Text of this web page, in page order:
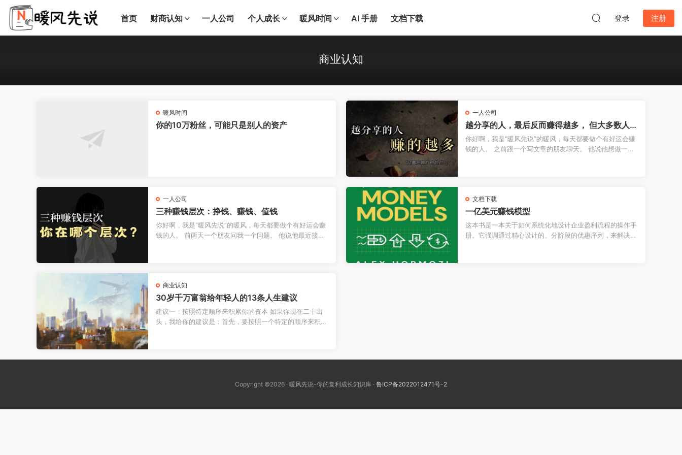
首页 财商认知 一人公司 个人成长 暖风时间 AI 手册 文档下载 登录 注册
商业认知
暖风时间
你的10万粉丝，可能只是别人的资产
一人公司
越分享的人，最后反而赚得越多， 但大多数人死
在了第一步
你好啊，我是“暖风先说”的暖风，每天都要做个有好运会赚
钱的人。 之前跟一个写文章的朋友聊天。 他说他想做一个
一人公司
三种赚钱层次：挣钱、赚钱、值钱
你好啊，我是“暖风先说”的暖风，每天都要做个有好运会赚
钱的人。 前两天一个朋友问我一个问题。 他说他最近接了
文档下载
一亿美元赚钱模型
这本书是一本关于如何系统化地设计企业盈利流程的操作手
册。它强调通过精心设计的、分阶段的优惠序列，来解决客
商业认知
30岁千万富翁给年轻⼈的13条⼈⽣建议
建议⼀：按照特定顺序来积累你的资本 如果你现在⼆⼗出
头，我给你的建议是：⾸先，要按照⼀个特定的顺序来积累
Copyright ©2026 · 暖风先说-你的复利成长知识库 · 鲁ICP备2022012471号-2